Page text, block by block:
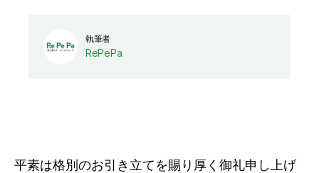
執筆者
RePePa
平素は格別のお引き立てを賜り厚く御礼申し上げ